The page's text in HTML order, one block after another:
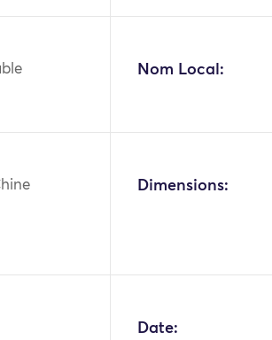
Nom Local:
Dimensions:
Date: